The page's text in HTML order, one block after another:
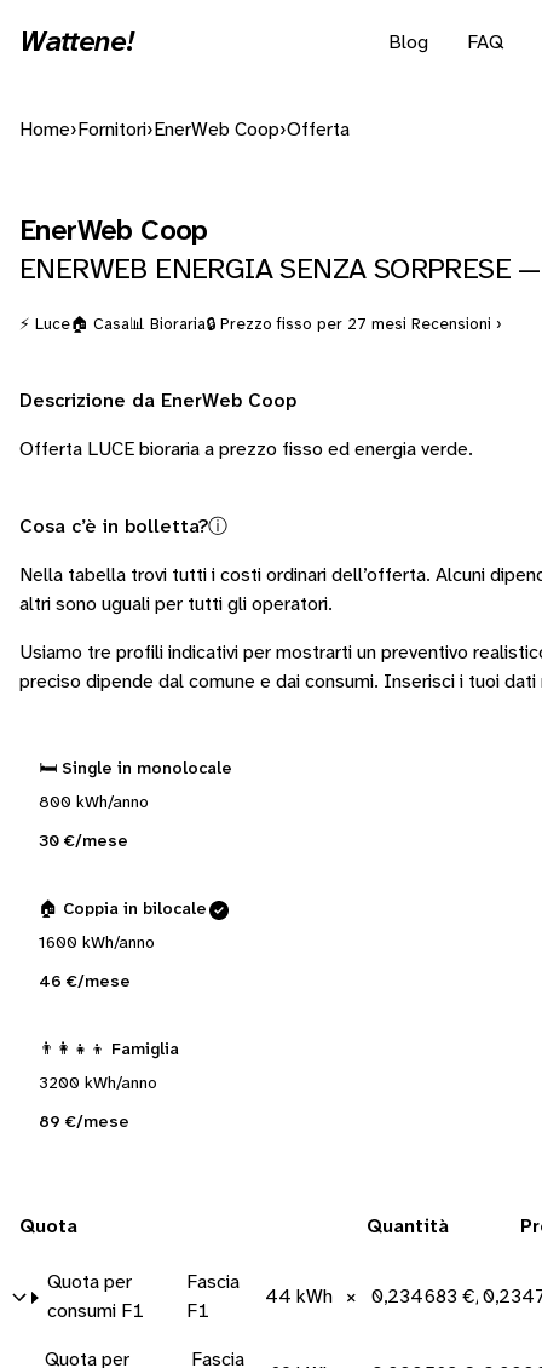
Wattene! Blog FAQ
Home› Fornitori› EnerWeb Coop›Offerta
EnerWeb Coop
ENERWEB ENERGIA SENZA SORPRESE
⚡ Luce🏠 Casa📊 Bioraria🔒 Prezzo fisso per 27 mesi Recensioni ›
Descrizione da EnerWeb Coop
Offerta LUCE bioraria a prezzo fisso ed energia verde.
Cosa c’è in bolletta?ⓘ
Nella tabella trovi tutti i costi ordinari dell’offerta. Alcuni
altri sono uguali per tutti gli operatori.
Usiamo tre profili indicativi per mostrarti un preventivo
preciso dipende dal comune e dai consumi. Inserisci i tuoi
🛏️ Single in monolocale
800 kWh/anno
30 €/mese
🏠 Coppia in bilocale
1600 kWh/anno
46 €/mese
👨‍👩‍👧‍👦 Famiglia
3200 kWh/anno
89 €/mese
Quota Quantità
Quota per
consumi F1
Fascia
F1
44 kWh × 0,234683 €/kWh
Quota per
Fascia